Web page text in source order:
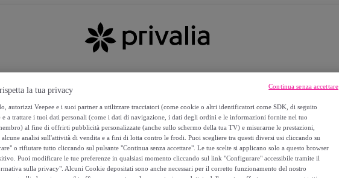
la tua privacy
autorizzi Veepee e i suoi partner a utilizzare tracciatori (come cookie o altri identificatori come SDK, di seguito
e a trattare i tuoi dati personali (come i dati di navigazione, i dati degli ordini e le informazioni fornite nel tuo
al fine di offrirti pubblicità personalizzate (anche sullo schermo della tua TV) e misurarne le prestazioni,
alcune analisi sull'attività di vendita e a fini di lotta contro le frodi. Puoi scegliere tra questi diversi usi cliccando su
o rifiutare tutto cliccando sul pulsante "Continua senza accettare". Le tue scelte si applicano solo a questo browser
Puoi modificare le tue preferenze in qualsiasi momento cliccando sul link "Configurare" accessibile tramite il
sulla privacy". Alcuni Cookie depositati sono anche necessari per il corretto funzionamento del nostro
Continua senza accettare